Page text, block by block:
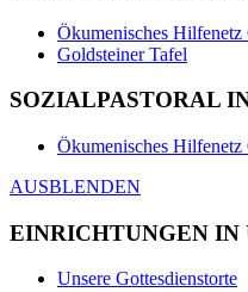
Ökumenisches
Goldsteiner Tafel
SOZIALPASTORAL
Ökumenisches
AUSBLENDEN
EINRICHTUNGEN IN
Unsere Gottesdienstorte